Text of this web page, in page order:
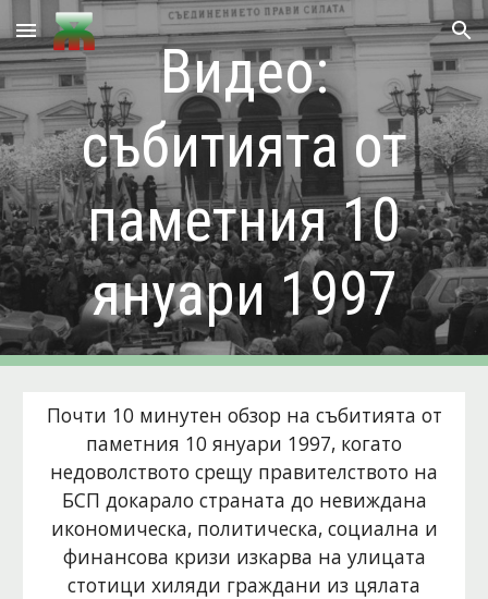
Skip to main content Skip to navigation
Видео:
събитията от
паметния 10
януари 1997
Почти 10 минутен обзор на събитията от
паметния 10 януари 1997, когато
недоволството срещу правителството на
БСП докарало страната до невиждана
икономическа, политическа, социална и
финансова кризи изкарва на улицата
стотици хиляди граждани из цялата